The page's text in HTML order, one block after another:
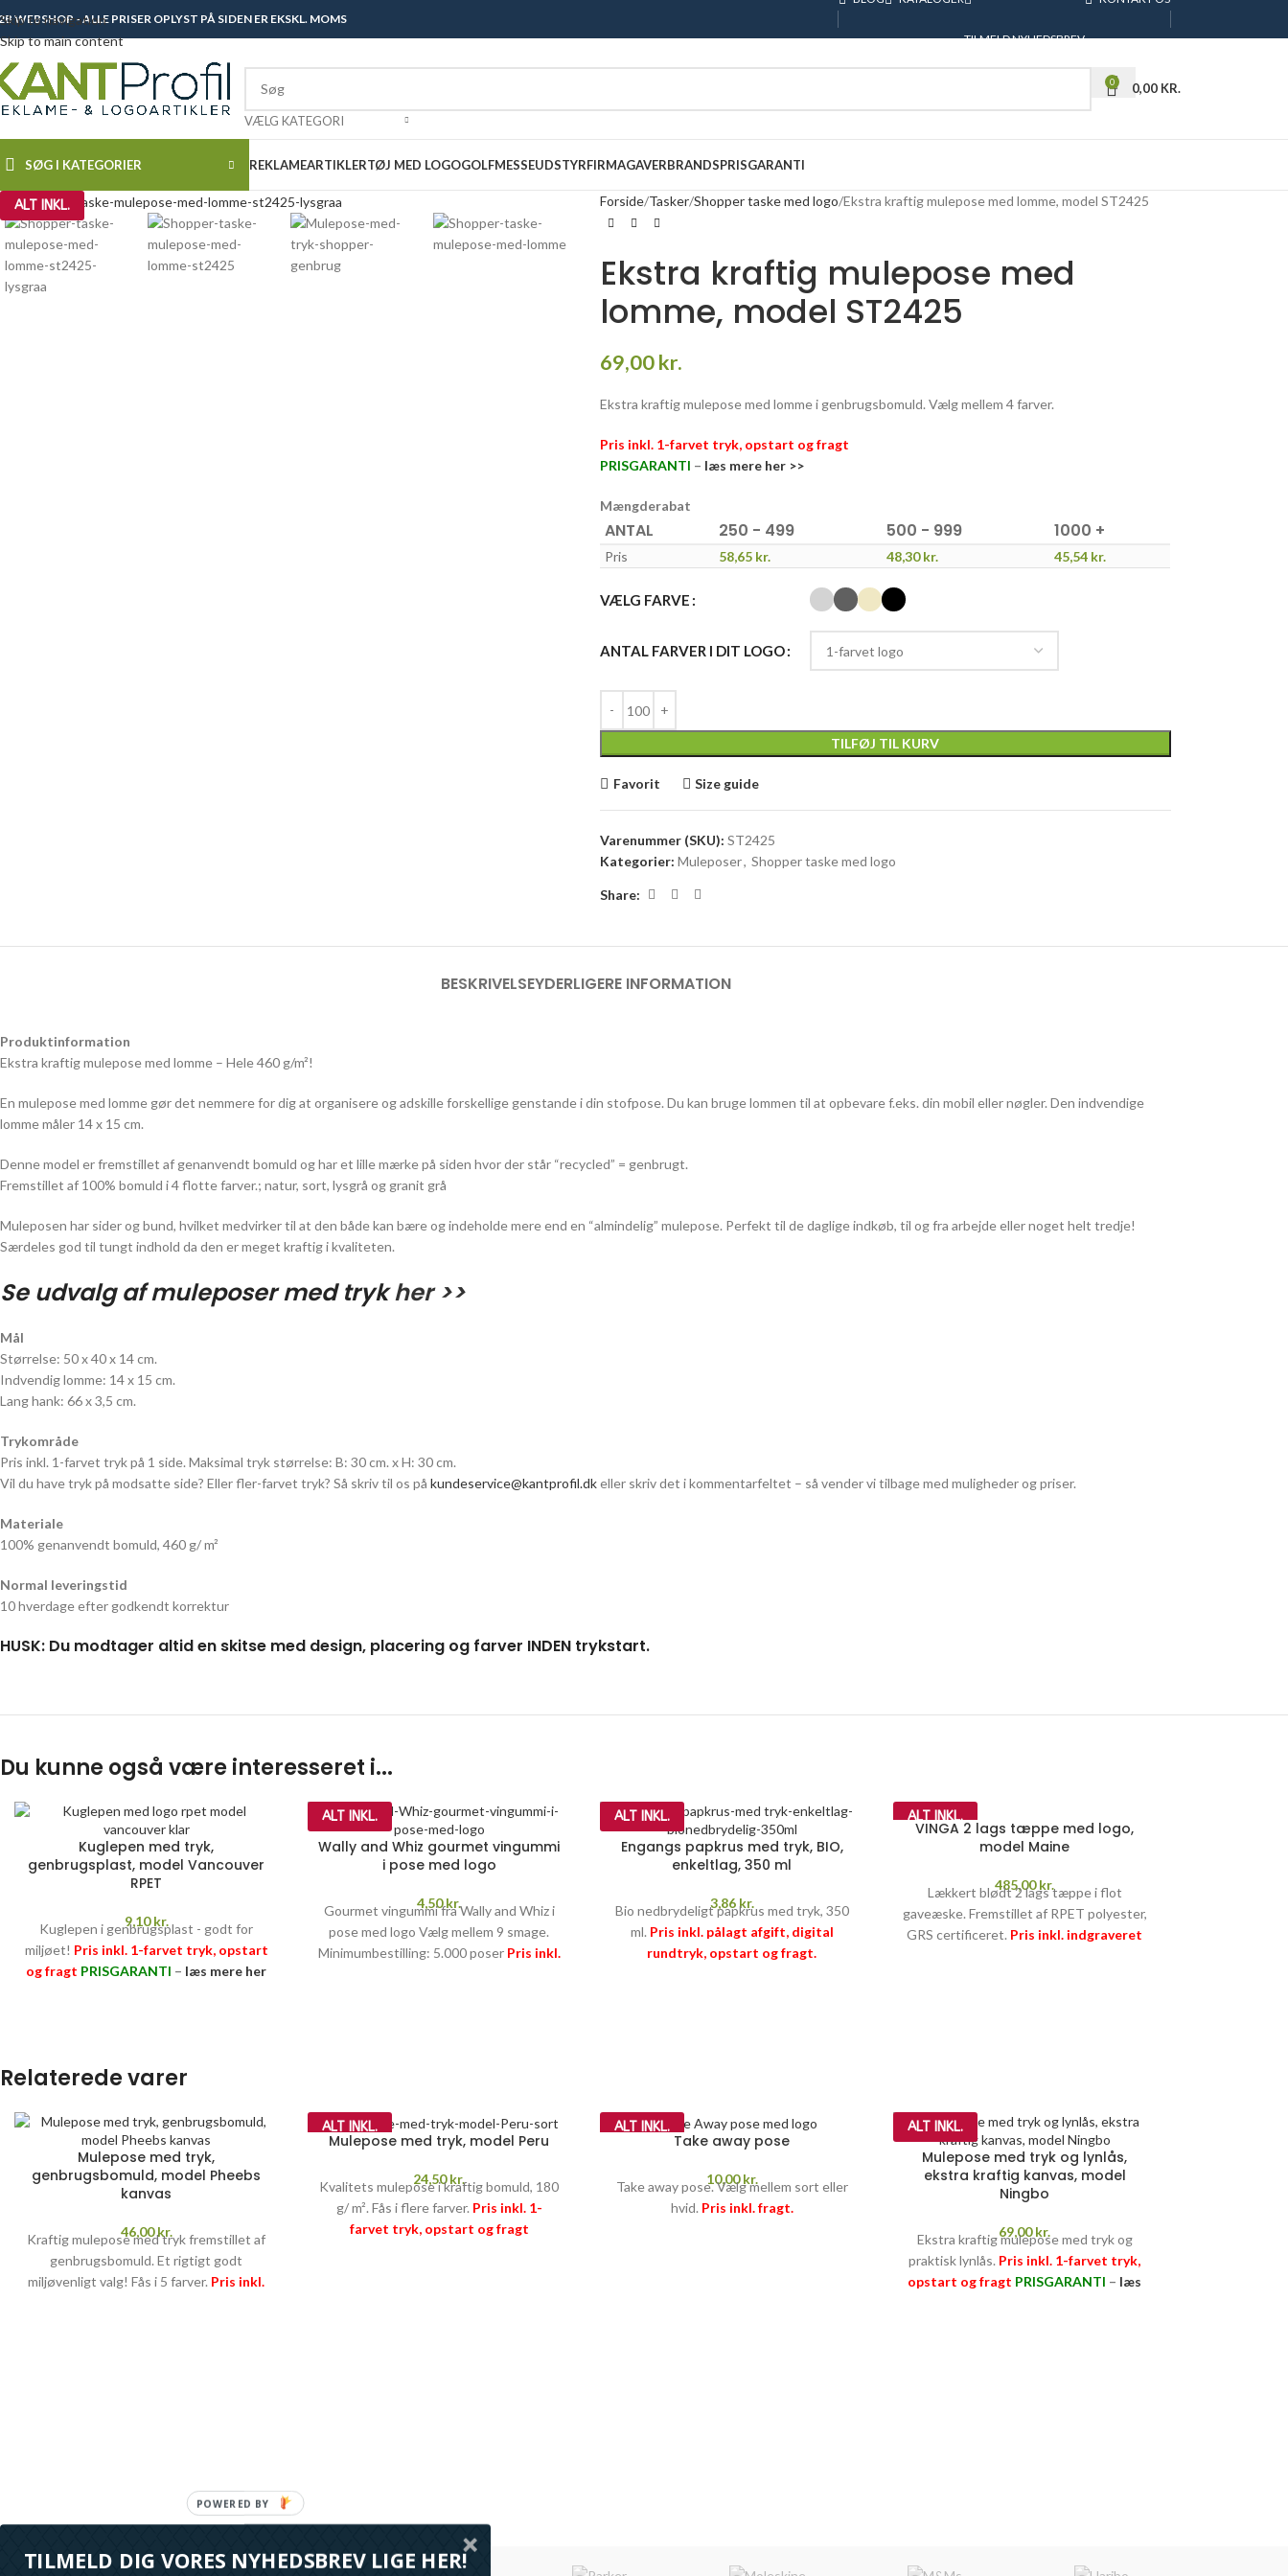
Skip to navigation
Skip to main content
WEBSHOP - ALLE PRISER OPLYST PÅ SIDEN ER EKSKL. MOMS
TILMELD NYHEDSBREV
VÆLG KATEGORI
0 0,00 KR.
SØG I KATEGORIER REKLAMEARTIKLERTØJ MED LOGOGOLFMESSEUDSTYRFIRMAGAVERBRANDSPRISGARANTI
Click to enlarge
ALT INKL. Forside Tasker Shopper taske med logo Ekstra kraftig mulepose med lomme, model ST2425
Ekstra kraftig mulepose med
lomme, model ST2425
69,00kr.
Ekstra kraftig mulepose med lomme i genbrugsbomuld. Vælg mellem 4 farver.
Pris inkl. 1-farvet tryk, opstart og fragt
PRISGARANTI – læs mere her >>
Mængderabat
ANTAL 250 - 499 500 - 999 1000 +
Pris 58,65 kr. 48,30kr. 45,54 kr.
VÆLG FARVE
ANTAL FARVER I DIT LOGO
TILFØJ TIL KURV
Favorit Size guide
Varenummer (SKU): ST2425
Kategorier: Muleposer, Shopper taske med logo
Share:
BESKRIVELSEYDERLIGERE INFORMATION
Produktinformation
Ekstra kraftig mulepose med lomme – Hele 460 g/m²!
En mulepose med lomme gør det nemmere for dig at organisere og adskille forskellige genstande i din stofpose. Du kan bruge lommen til at opbevare f.eks. din mobil eller nøgler. Den indvendige
lomme måler 14 x 15 cm.
Denne model er fremstillet af genanvendt bomuld og har et lille mærke på siden hvor der står “recycled” = genbrugt.
Fremstillet af 100% bomuld i 4 flotte farver.; natur, sort, lysgrå og granit grå
Muleposen har sider og bund, hvilket medvirker til at den både kan bære og indeholde mere end en “almindelig” mulepose. Perfekt til de daglige indkøb, til og fra arbejde eller noget helt tredje!
Særdeles god til tungt indhold da den er meget kraftig i kvaliteten.
Se udvalg af muleposer med trykher >>
Mål
Størrelse: 50 x 40 x 14 cm.
Indvendig lomme: 14 x 15 cm.
Lang hank: 66 x 3,5 cm.
Trykområde
Pris inkl. 1-farvet tryk på 1 side. Maksimal tryk størrelse: B: 30 cm. x H: 30 cm.
Vil du have tryk på modsatte side? Eller fler-farvet tryk? Så skriv til os på kundeservice@kantprofil.dkeller skriv det i kommentarfeltet – så vender vi tilbage med muligheder og priser.
Materiale
100% genanvendt bomuld, 460 g/ m²
Normal leveringstid
10 hverdage efter godkendt korrektur
HUSK: Du modtager altid en skitse med design, placering og farver INDEN trykstart.
Du kunne også være interesseret i...
Kuglepen med tryk,
genbrugsplast, model Vancouver
RPET
9,10kr.
Kuglepen i genbrugsplast - godt for
miljøet! Pris inkl. 1-farvet tryk, opstart
og fragt PRISGARANTI – læs mere her
ALT INKL.
Wally and Whiz gourmet vingummi
i pose med logo
4,50kr.
Gourmet vingummi fra Wally and Whiz i
pose med logo Vælg mellem 9 smage.
Minimumbestilling: 5.000 poser Pris inkl.
ALT INKL.
Engangs papkrus med tryk, BIO,
enkeltlag, 350 ml
3,86kr.
Bio nedbrydeligt papkrus med tryk, 350
ml. Pris inkl. pålagt afgift, digital
rundtryk, opstart og fragt.
ALT INKL.
VINGA 2 lags tæppe med logo,
model Maine
485,00kr.
Lækkert blødt 2 lags tæppe i flot
gaveæske. Fremstillet af RPET polyester,
GRS certificeret. Pris inkl. indgraveret
Relaterede varer
Mulepose med tryk,
genbrugsbomuld, model Pheebs
kanvas
46,00kr.
Kraftig mulepose med tryk fremstillet af
genbrugsbomuld. Et rigtigt godt
miljøvenligt valg! Fås i 5 farver. Pris inkl.
ALT INKL.
Mulepose med tryk, model Peru
24,50kr.
Kvalitets mulepose i kraftig bomuld, 180
g/ m². Fås i flere farver. Pris inkl. 1-
farvet tryk, opstart og fragt
ALT INKL.
Take away pose
10,00kr.
Take away pose. Vælg mellem sort eller
hvid. Pris inkl. fragt.
ALT INKL.
Mulepose med tryk og lynlås,
ekstra kraftig kanvas, model
Ningbo
69,00kr.
Ekstra kraftig mulepose med tryk og
praktisk lynlås. Pris inkl. 1-farvet tryk,
opstart og fragt PRISGARANTI – læs
TILMELD DIG VORES NYHEDSBREV LIGE HER!